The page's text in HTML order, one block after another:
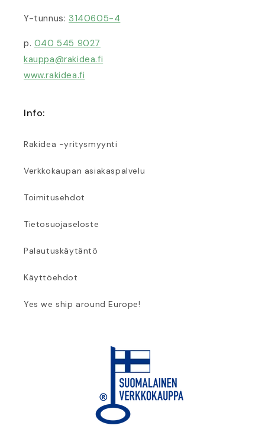
Y-tunnus: 3140605-4
p. 040 545 9027
kauppa@rakidea.fi
www.rakidea.fi
Info:
Rakidea -yritysmyynti
Verkkokaupan asiakaspalvelu
Toimitusehdot
Tietosuojaseloste
Palautuskäytäntö
Käyttöehdot
Yes we ship around Europe!